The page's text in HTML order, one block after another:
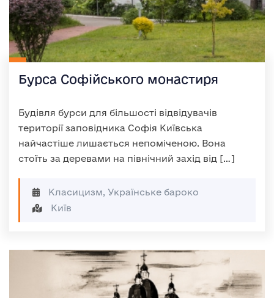
Бурса Софійського монастиря
Будівля бурси для більшості відвідувачів
території заповідника Софія Київська
найчастіше лишається непоміченою. Вона
стоїть за деревами на північний захід від […]
Класицизм, Українське бароко
Київ